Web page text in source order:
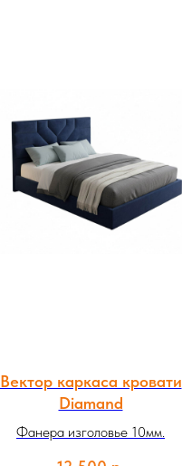
Вектор каркаса кровати
Diamand
Фанера изголовье 10мм.